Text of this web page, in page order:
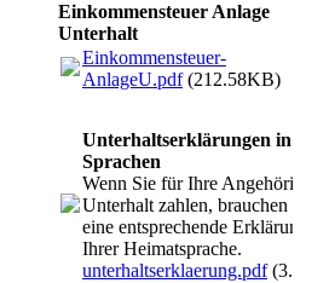
Einkommensteuer Anlage
Unterhalt
Einkommensteuer-
AnlageU.pdf(212.58KB)
Unterhaltserklärungen in
Sprachen
Wenn Sie für Ihre Angehörigen
Unterhalt zahlen, brauchen Sie
eine entsprechende Erklärung in
Ihrer Heimatsprache.
unterhaltserklaerung.pdf